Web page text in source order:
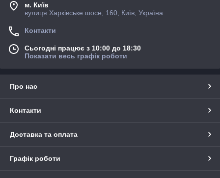
м. Київ
вулиця Харківське шосе, 160, Київ, Україна
Контакти
Сьогодні працює з 10:00 до 18:30
Показати весь графік роботи
Про нас
Контакти
Доставка та оплата
Графік роботи